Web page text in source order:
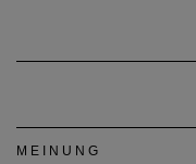
MEINUNG